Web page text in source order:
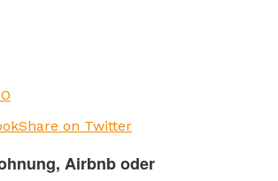
Share on Twitter
Airbnb oder